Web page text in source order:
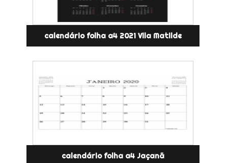
calendário folha a4 2021 Vila Matilde
calendário folha a4 Jaçanã